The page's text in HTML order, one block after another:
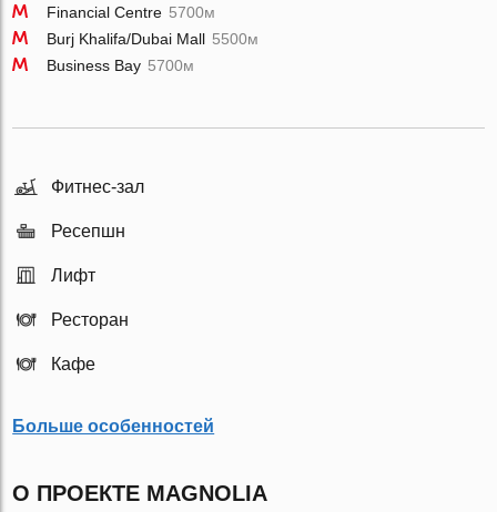
Financial Centre 5700м
Burj Khalifa/Dubai Mall 5500м
Business Bay 5700м
Фитнес-зал
Ресепшн
Лифт
Ресторан
Кафе
Больше особенностей
О ПРОЕКТЕ MAGNOLIA